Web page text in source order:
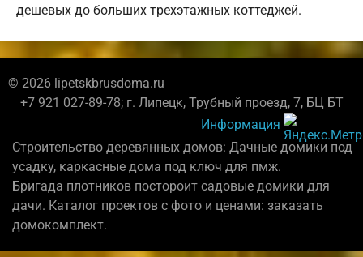
дешевых до больших трехэтажных коттеджей.
© 2026 lipetskbrusdoma.ru
+7 921 027-89-78; г. Липецк, Трубный проезд, 7, БЦ БТ
Информация
Строительство деревянных домов: Дачные домики под
усадку, каркасные дома под ключ для пмж.
Бригада плотников постороит садовые домики для
дачи. Каталог проектов с фото и ценами: заказать
домокомплект.